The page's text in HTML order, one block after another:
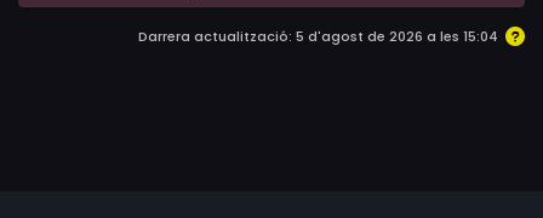
Darrera actualització: 5 d'agost de 2026 a les 15:04